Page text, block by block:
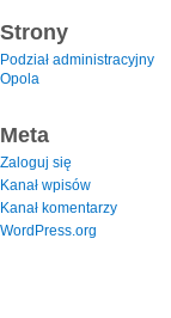
Strony
Podział administracyjny
Opola
Meta
Zaloguj się
Kanał wpisów
Kanał komentarzy
WordPress.org